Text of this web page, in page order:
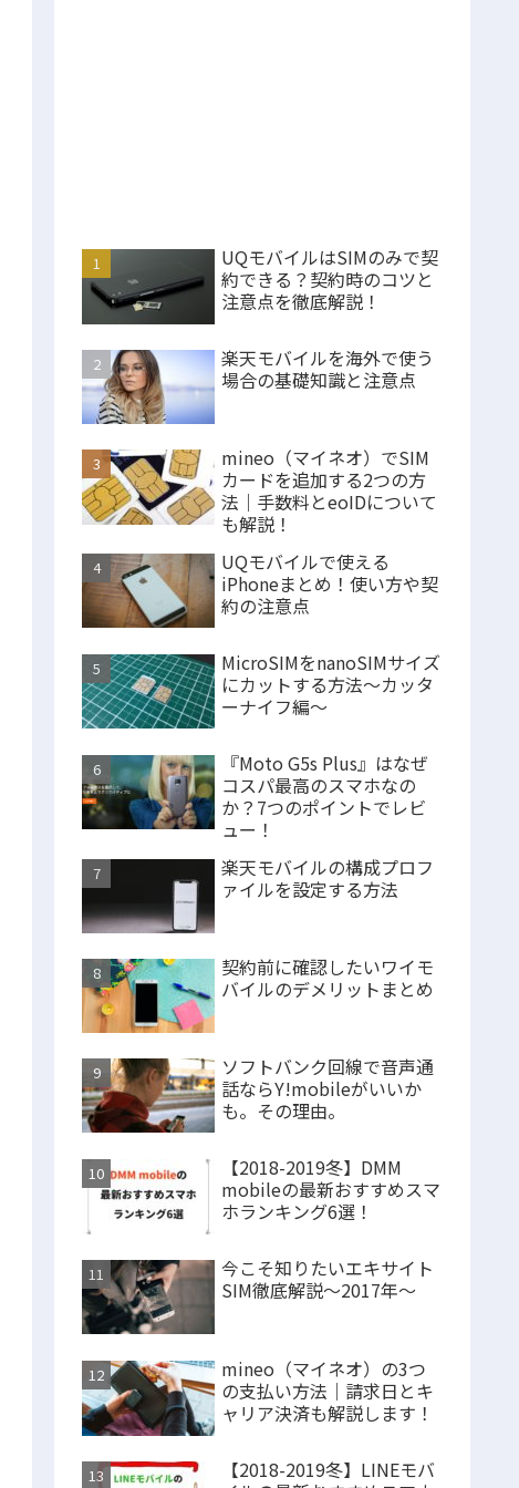
UQモバイルはSIMのみで契
約できる？契約時のコツと
注意点を徹底解説！
楽天モバイルを海外で使う
場合の基礎知識と注意点
mineo（マイネオ）でSIM
カードを追加する2つの方
法｜手数料とeoIDについて
も解説！
UQモバイルで使える
iPhoneまとめ！使い方や契
約の注意点
MicroSIMをnanoSIMサイズ
にカットする方法〜カッタ
ーナイフ編〜
『Moto G5s Plus』はなぜ
コスパ最高のスマホなの
か？7つのポイントでレビ
ュー！
楽天モバイルの構成プロフ
ァイルを設定する方法
契約前に確認したいワイモ
バイルのデメリットまとめ
ソフトバンク回線で音声通
話ならY!mobileがいいか
も。その理由。
【2018-2019冬】DMM
mobileの最新おすすめスマ
ホランキング6選！
今こそ知りたいエキサイト
SIM徹底解説～2017年～
mineo（マイネオ）の3つ
の支払い方法｜請求日とキ
ャリア決済も解説します！
【2018-2019冬】LINEモバ